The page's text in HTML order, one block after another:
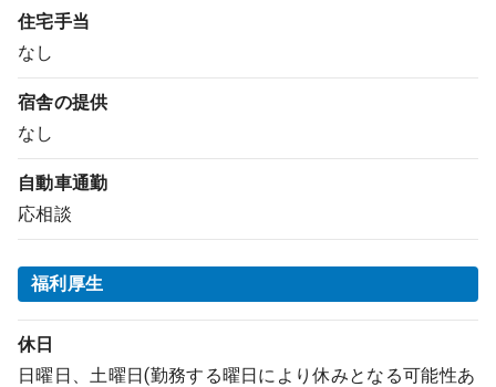
住宅手当
なし
宿舎の提供
なし
自動車通勤
応相談
福利厚生
休日
日曜日、土曜日(勤務する曜日により休みとなる可能性あ